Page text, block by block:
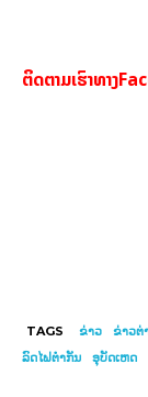
ຕິດຕາມເຮົາທາງ
TAGS ຂ່າວ ຂ່າວ​ຕ່
ລ​ົດ​ໄຟ​ຕຳ​ກັນ
ອຸບັດເຫດ